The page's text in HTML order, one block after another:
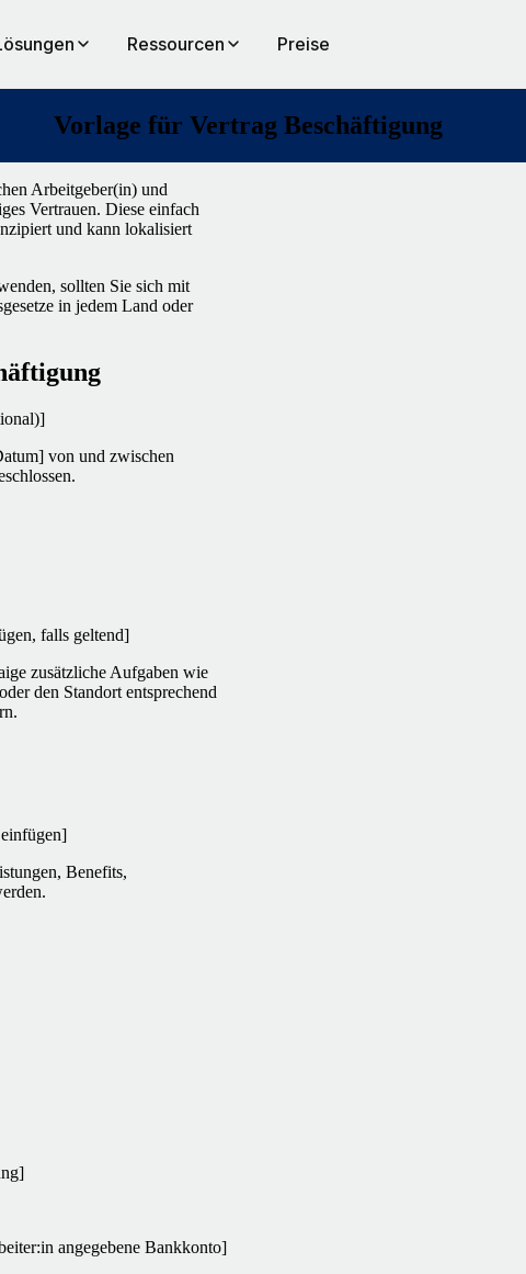
Ressourcen Preise
Vorlage für Vertrag Beschäftigung
Arbeitgeber(in) und
Vertrauen. Diese einfach
und kann lokalisiert
sollten Sie sich mit
in jedem Land oder
von und zwischen
falls geltend]
zusätzliche Aufgaben wie
den Standort entsprechend
Benefits,
angegebene Bankkonto]